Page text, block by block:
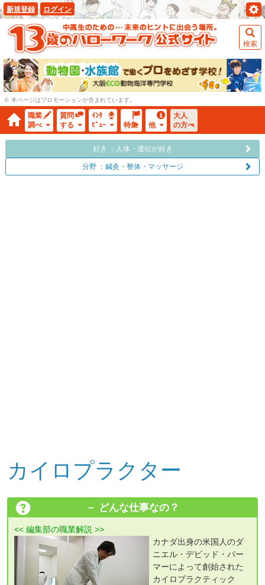
新規登録 ログイン
検索
※ 本ページはプロモーションが含まれています。
職業
調べ
質問
する
ｲﾝﾀ
ﾋﾞｭｰ
特集 他
大人
の方へ
好き ：人体・遺伝が好き
分野 ：鍼灸・整体・マッサージ
カイロプラクター
どんな仕事なの？
<< 編集部の職業解説 >>
カナダ出身の米国人のダ
ニエル・デビッド・パー
マーによって創始された
カイロプラクティック